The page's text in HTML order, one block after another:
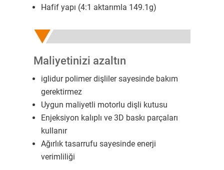
Hafif yapı (4:1 aktarımla 149.1g)
Maliyetinizi azaltın
iglidur polimer dişliler sayesinde bakım
gerektirmez
Uygun maliyetli motorlu dişli kutusu
Enjeksiyon kalıplı ve 3D baskı parçaları
kullanır
Ağırlık tasarrufu sayesinde enerji
verimliliği